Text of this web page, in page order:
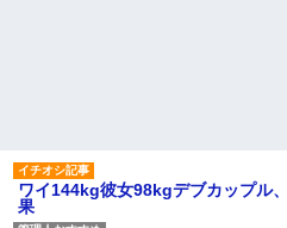
ワイ144kg彼女98kgデブカップル
果